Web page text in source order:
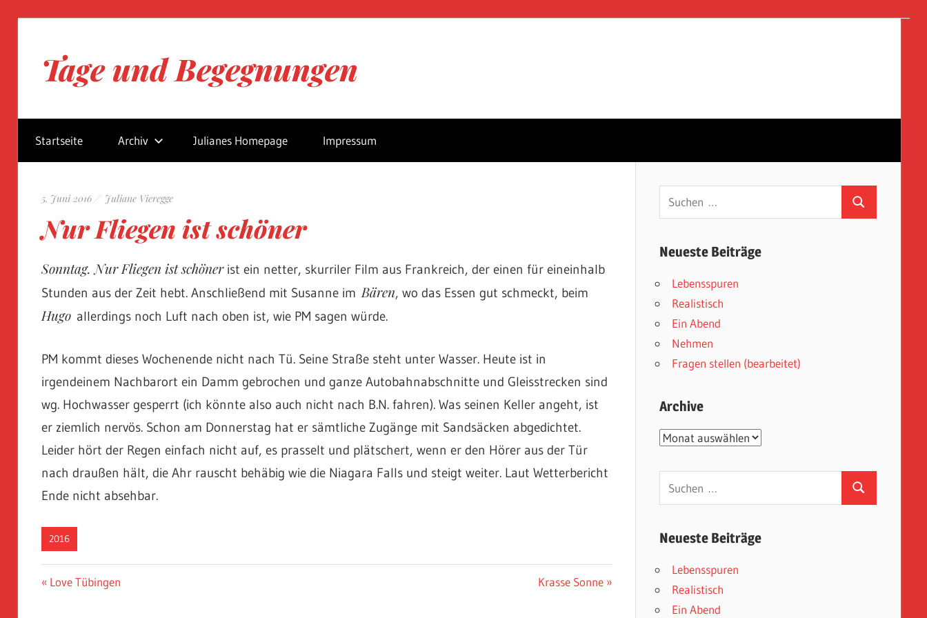
springenTage und Begegnungen
von
Juliane
Vieregge
Startseite Archiv Julianes Homepage Impressum
5. Juni 2016 Juliane Vieregge
Nur Fliegen ist schöner
Sonntag. Nur Fliegen ist schönerist ein netter, skurriler Film aus Frankreich, der einen für eineinhalb
Stunden aus der Zeit hebt. Anschließend mit Susanne imBären, wo das Essen gut schmeckt, beim
Hugoallerdings noch Luft nach oben ist, wie PM sagen würde.
PM kommt dieses Wochenende nicht nach Tü. Seine Straße steht unter Wasser. Heute ist in
irgendeinem Nachbarort ein Damm gebrochen und ganze Autobahnabschnitte und Gleisstrecken sind
wg. Hochwasser gesperrt (ich könnte also auch nicht nach B.N. fahren). Was seinen Keller angeht, ist
er ziemlich nervös. Schon am Donnerstag hat er sämtliche Zugänge mit Sandsäcken abgedichtet.
Leider hört der Regen einfach nicht auf, es prasselt und plätschert, wenn er den Hörer aus der Tür
nach draußen hält, die Ahr rauscht behäbig wie die Niagara Falls und steigt weiter. Laut Wetterbericht
Ende nicht absehbar.
2016
Beitragsnavigation
Vorheriger
Love Tübingen
Nächster
Krasse Sonne
Suchen
nach:
Suchen
Neueste Beiträge
Lebensspuren
Realistisch
Ein Abend
Nehmen
Fragen stellen (bearbeitet)
Archive
Archive
Suchen
Neueste Beiträge
Lebensspuren
Realistisch
Ein Abend